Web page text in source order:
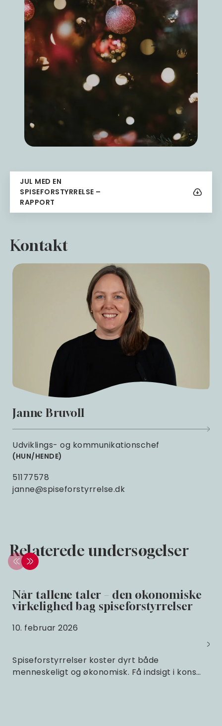
JUL MED EN
SPISEFORSTYRRELSE –
RAPPORT
Download
Kontakt
Janne Bruvoll
Udviklings- og kommunikationschef
HUN/HENDE
51177578
janne@spiseforstyrrelse.dk
Relaterede undersøgelser
Når tallene taler – den økonomiske
virkelighed bag spiseforstyrrelser
10. februar 2026
Spiseforstyrrelser koster dyrt både
menneskeligt og økonomisk. Få indsigt i kons…